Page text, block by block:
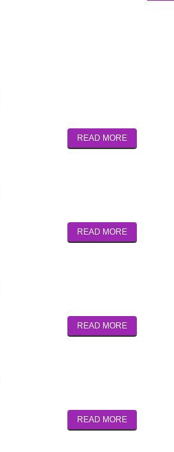
READ MORE
READ MORE
READ MORE
READ MORE